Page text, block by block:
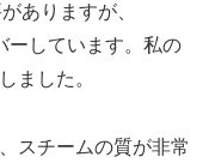
ありますが、
ーしています。私の
ました。
スチームの質が非常